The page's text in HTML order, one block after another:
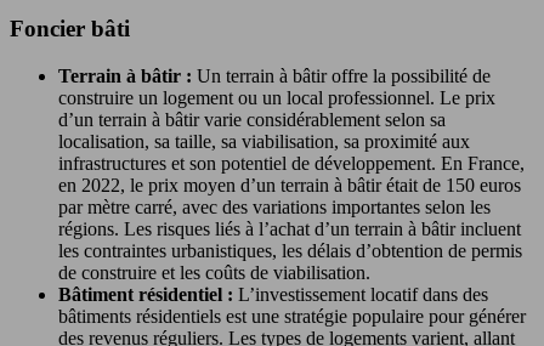
Foncier bâti
Terrain à bâtir : Un terrain à bâtir offre la possibilité de
construire un logement ou un local professionnel. Le prix
d’un terrain à bâtir varie considérablement selon sa
localisation, sa taille, sa viabilisation, sa proximité aux
infrastructures et son potentiel de développement. En France,
en 2022, le prix moyen d’un terrain à bâtir était de 150 euros
par mètre carré, avec des variations importantes selon les
régions. Les risques liés à l’achat d’un terrain à bâtir incluent
les contraintes urbanistiques, les délais d’obtention de permis
de construire et les coûts de viabilisation.
Bâtiment résidentiel : L’investissement locatif dans des
bâtiments résidentiels est une stratégie populaire pour générer
des revenus réguliers. Les types de logements varient, allant